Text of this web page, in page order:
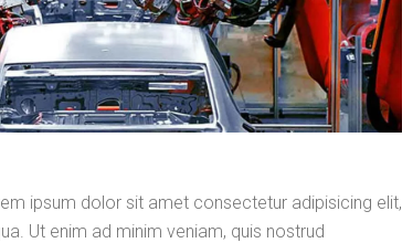
ipsum dolor sit amet consectetur adipisicing elit,
Ut enim ad minim veniam, quis nostrud